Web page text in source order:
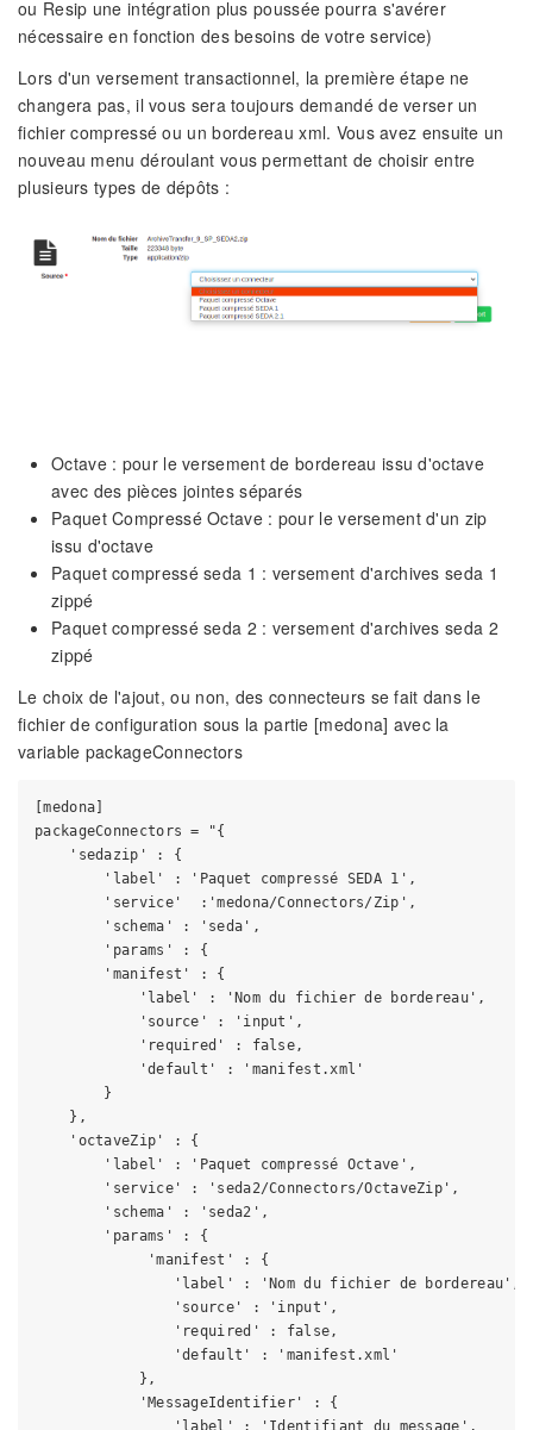
ou Resip une intégration plus poussée pourra s'avérer
nécessaire en fonction des besoins de votre service)
Lors d'un versement transactionnel, la première étape ne
changera pas, il vous sera toujours demandé de verser un
fichier compressé ou un bordereau xml. Vous avez ensuite un
nouveau menu déroulant vous permettant de choisir entre
plusieurs types de dépôts :
Octave : pour le versement de bordereau issu d'octave
avec des pièces jointes séparés
Paquet Compressé Octave : pour le versement d'un zip
issu d'octave
Paquet compressé seda 1 : versement d'archives seda 1
zippé
Paquet compressé seda 2 : versement d'archives seda 2
zippé
Le choix de l'ajout, ou non, des connecteurs se fait dans le
fichier de configuration sous la partie [medona] avec la
variable packageConnectors
[medona]
packageConnectors = "{
    'sedazip' : {
        'label' : 'Paquet compressé SEDA 1',
        'service'  :'medona/Connectors/Zip',
        'schema' : 'seda',
        'params' : {
        'manifest' : {
            'label' : 'Nom du fichier de bordereau',
            'source' : 'input',
            'required' : false,
            'default' : 'manifest.xml'
        }
    },
    'octaveZip' : {
        'label' : 'Paquet compressé Octave',
        'service' : 'seda2/Connectors/OctaveZip',
        'schema' : 'seda2',
        'params' : {
             'manifest' : {
                'label' : 'Nom du fichier de bordereau',
                'source' : 'input',
                'required' : false,
                'default' : 'manifest.xml'
            },
            'MessageIdentifier' : {
                'label' : 'Identifiant du message',